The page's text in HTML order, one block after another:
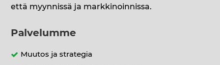
että myynnissä ja markkinoinnissa.
Palvelumme
Muutos ja strategia